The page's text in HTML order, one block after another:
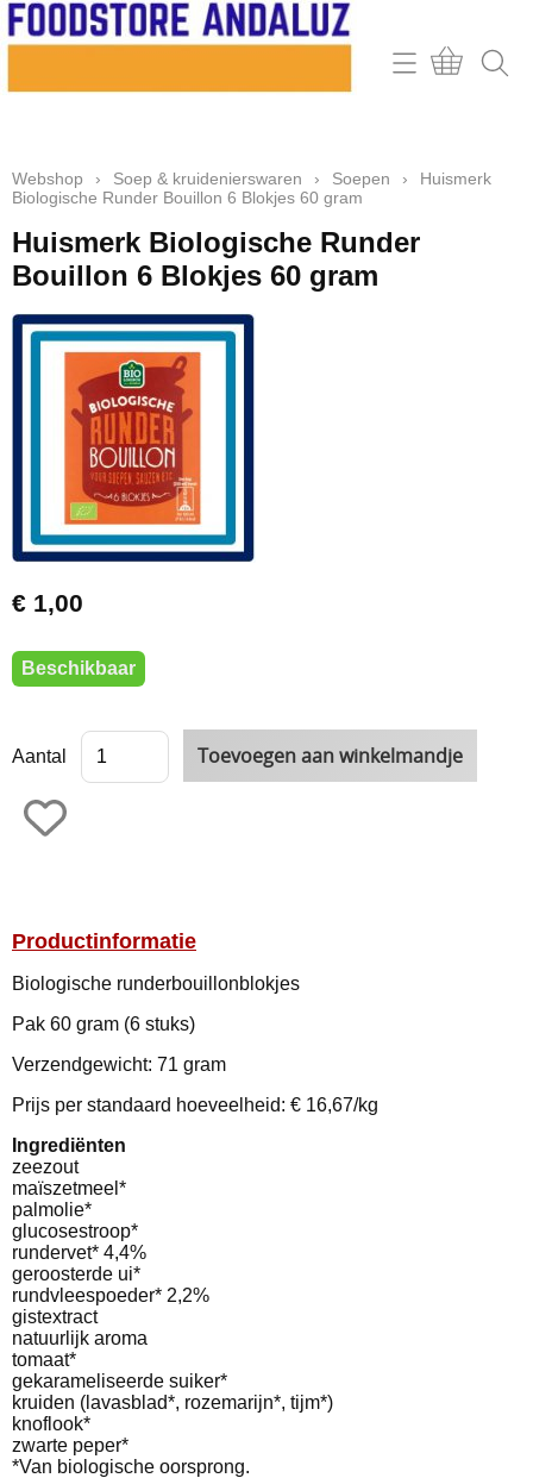
Home
Contact
Mijn account
Retour & klachten
Informatie
Webshop › Soep & kruidenierswaren › Soepen ›
Huismerk
Biologische Runder Bouillon 6 Blokjes 60 gram
Huismerk Biologische Runder
Bouillon 6 Blokjes 60 gram
€ 1,00
Beschikbaar
Aantal
Productinformatie
Biologische runderbouillonblokjes
Pak 60 gram (6 stuks)
Verzendgewicht: 71 gram
Prijs per standaard hoeveelheid: € 16,67/kg
Ingrediënten
zeezout
maïszetmeel*
palmolie*
glucosestroop*
rundervet* 4,4%
geroosterde ui*
rundvleespoeder* 2,2%
gistextract
natuurlijk aroma
tomaat*
gekarameliseerde suiker*
kruiden (lavasblad*, rozemarijn*, tijm*)
knoflook*
zwarte peper*
*Van biologische oorsprong.